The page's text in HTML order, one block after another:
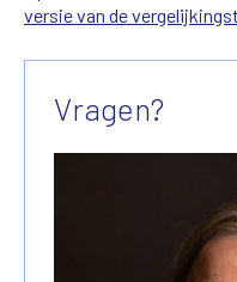
versie van de
Vragen?